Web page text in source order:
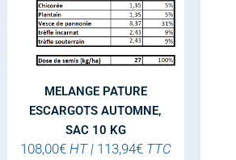
MELANGE PATURE
ESCARGOTS AUTOMNE,
SAC 10 KG
108,00€ HT | 113,94€ TTC